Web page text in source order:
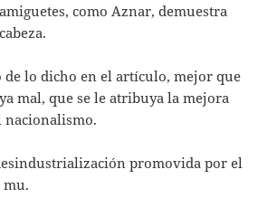
como Aznar, demuestra
de lo dicho en el artículo, mejor que
mal, que se le atribuya la mejora
promovida por el
mu.